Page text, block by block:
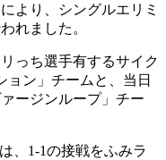
より、シングルエリミ
れました。
っち選手有するサイク
ョン」チームと、当日
ージンループ」チー
、1-1の接戦をふみラ